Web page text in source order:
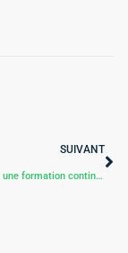
SUIVANT
Pourquoi choisir une formation continue et initiale ? Guide complet